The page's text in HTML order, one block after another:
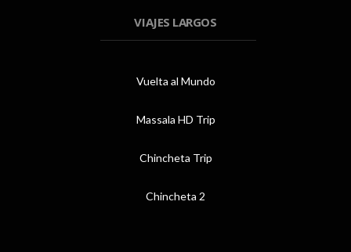
VIAJES LARGOS
Vuelta al Mundo
Massala HD Trip
Chincheta Trip
Chincheta 2